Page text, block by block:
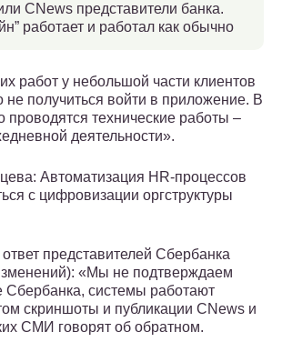
CNews представители банка.
работает и работал как обычно
работ у небольшой части клиентов
не получиться войти в приложение. В
проводятся технические работы –
деятельности».
Автоматизация HR-процессов
с цифровизации оргструктуры
представителей Сбербанка
«Мы не подтверждаем
Сбербанка, системы работают
скриншоты и публикации CNews и
СМИ говорят об обратном.